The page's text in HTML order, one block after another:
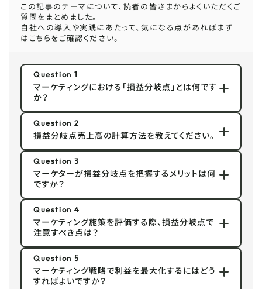
この記事のテーマについて、読者の皆さまからよくいただくご
質問をまとめました。
自社への導入や実践にあたって、気になる点があればまず
はこちらをご確認ください。
Question 1
マーケティングにおける「損益分岐点」とは何です
か？
Question 2
損益分岐点売上高の計算方法を教えてください。
Question 3
マーケターが損益分岐点を把握するメリットは何
ですか？
Question 4
マーケティング施策を評価する際、損益分岐点で
注意すべき点は？
Question 5
マーケティング戦略で利益を最大化するにはどう
すればよいですか？